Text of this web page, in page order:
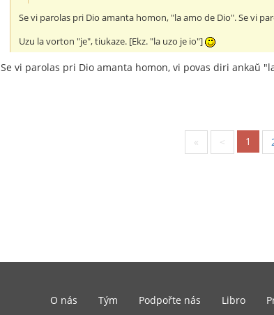
Se vi parolas pri Dio amanta homon, "la amo de Dio". Se vi
Uzu la vorton "je", tiukaze. [Ekz. "la uzo je io"]
Se vi parolas pri Dio amanta homon, vi povas diri ankaŭ
« < 1
O nás Tým Podpořte nás Libro